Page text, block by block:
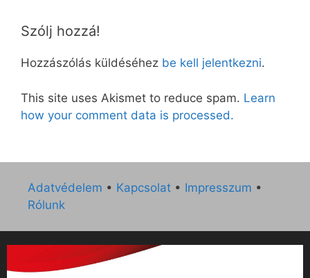
Szólj hozzá!
Hozzászólás küldéséhez be kell jelentkezni.
This site uses Akismet to reduce spam. Learn
how your comment data is processed.
Adatvédelem • Kapcsolat • Impresszum •
Rólunk